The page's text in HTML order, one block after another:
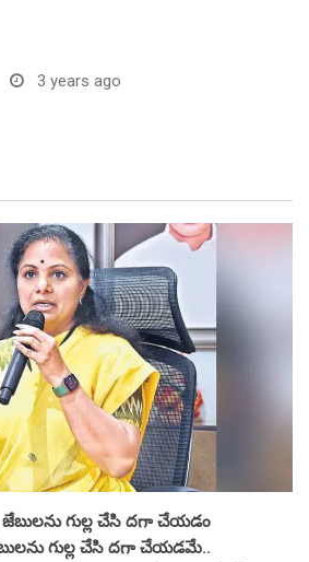
3 years ago
గుల్ల చేసి దగా చేయడం
గుల్ల చేసి దగా చేయడమే..